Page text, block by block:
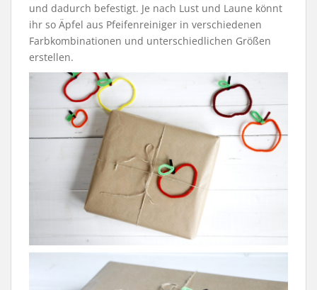
und dadurch befestigt. Je nach Lust und Laune könnt
ihr so Äpfel aus Pfeifenreiniger in verschiedenen
Farbkombinationen und unterschiedlichen Größen
erstellen.